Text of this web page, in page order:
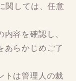
関しては、任意
容を確認し、
あらかじめご了
トは管理人の裁